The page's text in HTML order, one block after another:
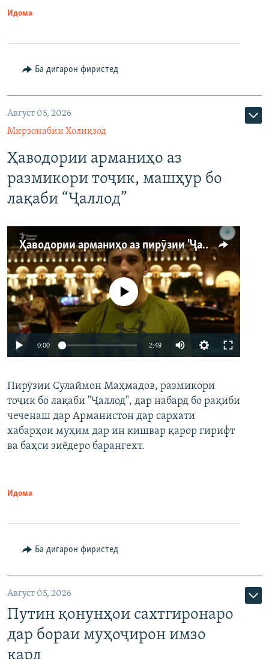
Идома
Ба дигарон фиристед
Август 05, 2026
Мирзонабии Холиқзод
Ҳаводории арманиҳо аз
размикори тоҷик, машҳур бо
лақаби “Ҷаллод”
Ҳаводории арманиҳо аз пирӯзии "Ҷаллод"-и тоҷик
Auto 240p 360p 480p
720p 1080p
Феълан кор намекунад
0:00 2:49
360p
480p
Пирӯзии Сулаймон Маҳмадов, размикори
тоҷик бо лақаби "Ҷаллод", дар набард бо рақиби
чеченаш дар Арманистон дар сархати
хабарҳои муҳим дар ин кишвар қарор гирифт
ва баҳси зиёдеро барангехт.
Идома
Ба дигарон фиристед
Август 05, 2026
Путин қонунҳои сахтгиронаро
дар бораи муҳоҷирон имзо